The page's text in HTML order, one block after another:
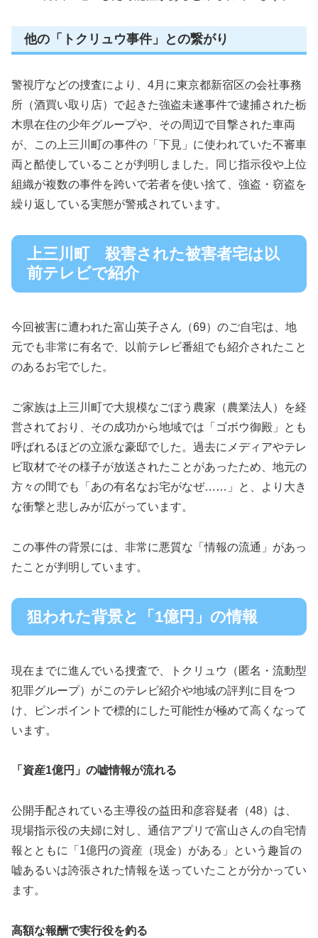
他の「トクリュウ事件」との繋がり
警視庁などの捜査により、4月に東京都新宿区の会社事務
所（酒買い取り店）で起きた強盗未遂事件で逮捕された栃
木県在住の少年グループや、その周辺で目撃された車両
が、この上三川町の事件の「下見」に使われていた不審車
両と酷使していることが判明しました。同じ指示役や上位
組織が複数の事件を跨いで若者を使い捨て、強盗・窃盗を
繰り返している実態が警戒されています。
上三川町 殺害された被害者宅は以
前テレビで紹介
今回被害に遭われた富山英子さん（69）のご自宅は、地
元でも非常に有名で、以前テレビ番組でも紹介されたこと
のあるお宅でした。
ご家族は上三川町で大規模なごぼう農家（農業法人）を経
営されており、その成功から地域では「ゴボウ御殿」とも
呼ばれるほどの立派な豪邸でした。過去にメディアやテレ
ビ取材でその様子が放送されたことがあったため、地元の
方々の間でも「あの有名なお宅がなぜ……」と、より大き
な衝撃と悲しみが広がっています。
この事件の背景には、非常に悪質な「情報の流通」があっ
たことが判明しています。
狙われた背景と「1億円」の情報
現在までに進んでいる捜査で、トクリュウ（匿名・流動型
犯罪グループ）がこのテレビ紹介や地域の評判に目をつ
け、ピンポイントで標的にした可能性が極めて高くなって
います。
「資産1億円」の嘘情報が流れる
公開手配されている主導役の益田和彦容疑者（48）は、
現場指示役の夫婦に対し、通信アプリで富山さんの自宅情
報とともに「1億円の資産（現金）がある」という趣旨の
嘘あるいは誇張された情報を送っていたことが分かってい
ます。
高額な報酬で実行役を釣る